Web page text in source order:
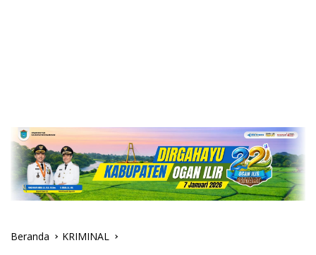
Beranda KRIMINAL